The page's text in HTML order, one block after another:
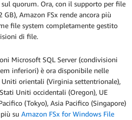
quorum. Ora, con il supporto per file
Amazon FSx rende ancora più
file system completamente gestito
di file.
Microsoft SQL Server (condivisioni
inferiori) è ora disponibile nelle
orientali (Virginia settentrionale),
Uniti occidentali (Oregon), UE
(Tokyo), Asia Pacifico (Singapore)
su Amazon FSx for Windows File